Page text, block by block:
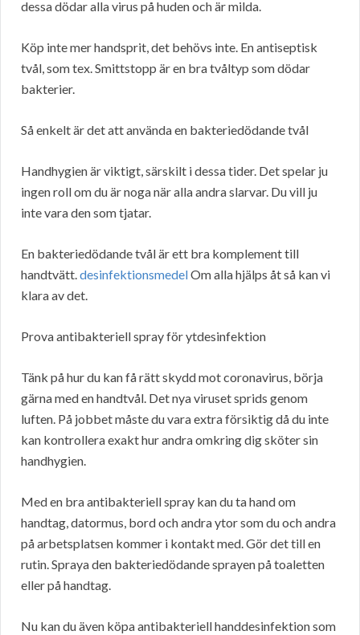
dessa dödar alla virus på huden och är milda.
Köp inte mer handsprit, det behövs inte. En antiseptisk
tvål, som tex. Smittstopp är en bra tvåltyp som dödar
bakterier.
Så enkelt är det att använda en bakteriedödande tvål
Handhygien är viktigt, särskilt i dessa tider. Det spelar ju
ingen roll om du är noga när alla andra slarvar. Du vill ju
inte vara den som tjatar.
En bakteriedödande tvål är ett bra komplement till
handtvätt.desinfektionsmedelOm alla hjälps åt så kan vi
klara av det.
Prova antibakteriell spray för ytdesinfektion
Tänk på hur du kan få rätt skydd mot coronavirus, börja
gärna med en handtvål. Det nya viruset sprids genom
luften. På jobbet måste du vara extra försiktig då du inte
kan kontrollera exakt hur andra omkring dig sköter sin
handhygien.
Med en bra antibakteriell spray kan du ta hand om
handtag, datormus, bord och andra ytor som du och andra
på arbetsplatsen kommer i kontakt med. Gör det till en
rutin. Spraya den bakteriedödande sprayen på toaletten
eller på handtag.
Nu kan du även köpa antibakteriell handdesinfektion som